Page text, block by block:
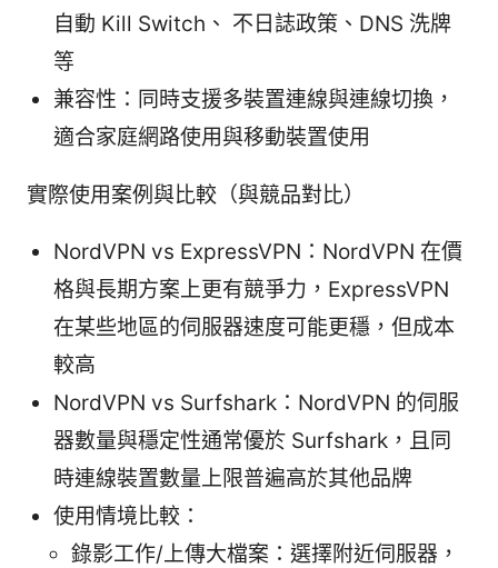
自動 Kill Switch、 不日誌政策、DNS 洗牌
等
兼容性：同時支援多裝置連線與連線切換，
適合家庭網路使用與移動裝置使用
實際使用案例與比較（與競品對比）
NordVPN vs ExpressVPN：NordVPN 在價
格與長期方案上更有競爭力，ExpressVPN
在某些地區的伺服器速度可能更穩，但成本
較高
NordVPN vs Surfshark：NordVPN 的伺服
器數量與穩定性通常優於 Surfshark，且同
時連線裝置數量上限普遍高於其他品牌
使用情境比較：
錄影工作/上傳大檔案：選擇附近伺服器，